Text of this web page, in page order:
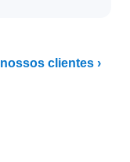
clientes ›